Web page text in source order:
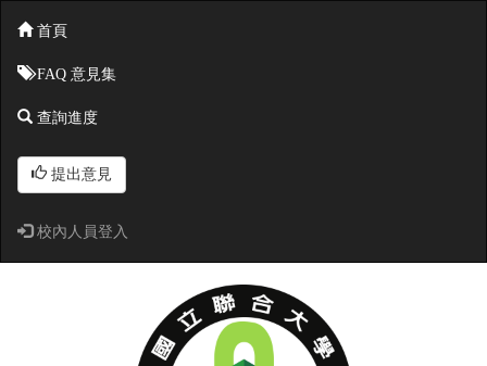
首頁
FAQ 意見集
查詢進度
提出意見
校內人員登入